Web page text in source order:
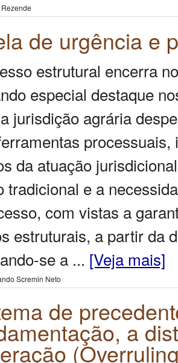
de urgência e
estrutural encerra
especial destaque
jurisdição agrária
da atuação
tradicional e a
com vistas a
estruturais, a partir da
se a ... [Veja mais]
Scremin Neto
de
a